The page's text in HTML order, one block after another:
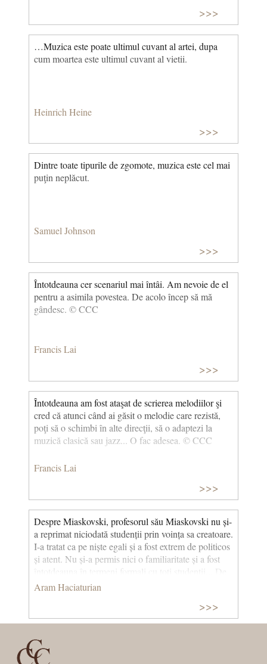
>>>
…Muzica este poate ultimul cuvant al artei, dupa
cum moartea este ultimul cuvant al vietii.
Heinrich Heine
>>>
Dintre toate tipurile de zgomote, muzica este cel mai
puţin neplăcut.
Samuel Johnson
>>>
Întotdeauna cer scenariul mai întâi. Am nevoie de el
pentru a asimila povestea. De acolo încep să mă
gândesc. © CCC
Francis Lai
>>>
Întotdeauna am fost ataşat de scrierea melodiilor şi
cred că atunci când ai găsit o melodie care rezistă,
poţi să o schimbi în alte direcţii, să o adaptezi la
muzică clasică sau jazz... O fac adesea. © CCC
Francis Lai
>>>
Despre Miaskovski, profesorul său Miaskovski nu și-
a reprimat niciodată studenții prin voința sa creatoare.
I-a tratat ca pe niște egali și a fost extrem de politicos
și atent. Nu și-a permis nici o familiaritate și a fost
întotdeauna în termeni formali cu toți studenții... De
câteva ori am fost la cursuri fără să-mi fi făcut
era în neregulă cu mine. Am spus că am probleme și
griji. Compozitorul a zâmbit: – Deci, profită de acest
rău lucru dintre toate. Ar trebui să te gândești mereu
și oriunde la muzică… Mai târziu, după moartea lui
Aram Haciaturian
>>>